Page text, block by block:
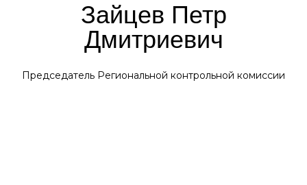
Зайцев Петр
Дмитриевич
Председатель Региональной контрольной комиссии